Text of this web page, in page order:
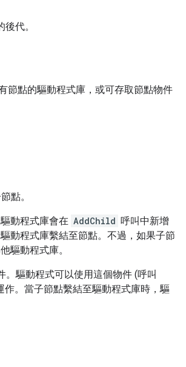
代。
節點的驅動程式庫，或可存取節點物件
點。
動程式庫會在 AddChild 呼叫中新增
動程式庫繫結至節點。不過，如果子節
驅動程式庫。
。驅動程式可以使用這個物件 (呼叫
。當子節點繫結至驅動程式庫時，驅